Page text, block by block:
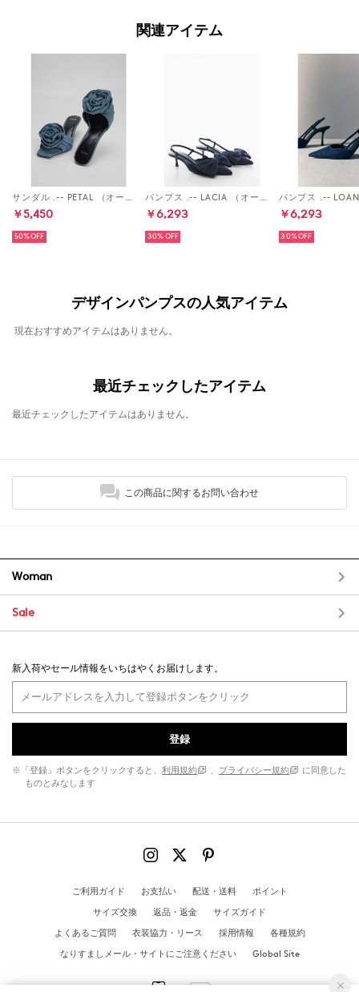
関連アイテム
サンダル .-- PETAL （オープンブルー）
￥5,450
50%
パンプス .-- LACIA （オープンブルー）
￥6,293
30%
￥6,293
30%
デザインパンプスの人気アイテム
現在おすすめアイテムはありません。
最近チェックしたアイテム
最近チェックしたアイテムはありません。
この商品に関するお問い合わせ
Woman
Sale
新入荷やセール情報をいちはやくお届けします。
登録
※「登録」ボタンをクリックすると、 利用規約 、 プライバシー規約
に同意した
ものとみなします
ご利用ガイド お支払い 配送・送料
ポイント
サイズ交換
返品・返金
サイズガイド
よくあるご質問
衣装協力・リース 採用情報
各種規約
なりすましメール・サイトにご注意ください
Global Site